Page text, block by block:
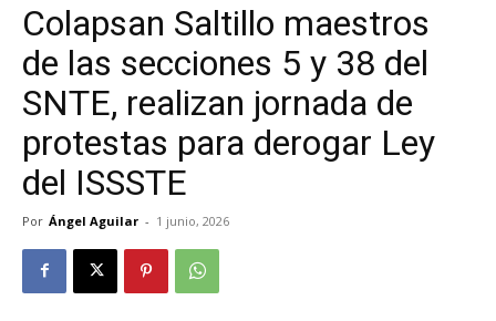
Colapsan Saltillo maestros
de las secciones 5 y 38 del
SNTE, realizan jornada de
protestas para derogar Ley
del ISSSTE
Por Ángel Aguilar - 1 junio, 2026